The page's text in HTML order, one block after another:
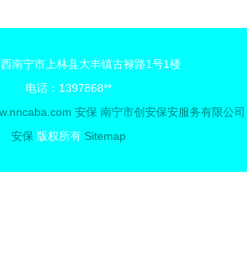
南宁市上林县大丰镇古禄路1号1楼
电话：1397868**
安保 南宁市创安保安服务有限公司
安保 版权所有 Sitemap